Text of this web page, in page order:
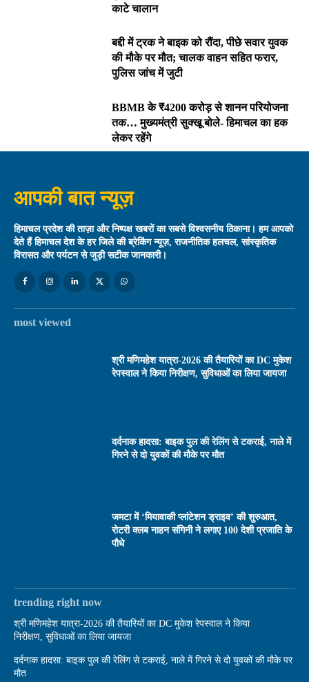
काटे चालान
बद्दी में ट्रक ने बाइक को रौंदा, पीछे सवार युवक
की मौके पर मौत; चालक वाहन सहित फरार,
पुलिस जांच में जुटी
BBMB के ₹4200 करोड़ से शानन परियोजना
तक… मुख्यमंत्री सुक्खू बोले- हिमाचल का हक
लेकर रहेंगे
आपकी बात न्यूज़
हिमाचल प्रदेश की ताज़ा और निष्पक्ष खबरों का सबसे विश्वसनीय ठिकाना। हम आपको
देते हैं हिमाचल देश के हर जिले की ब्रेकिंग न्यूज़, राजनीतिक हलचल, सांस्कृतिक
विरासत और पर्यटन से जुड़ी सटीक जानकारी।
most viewed
श्री मणिमहेश यात्रा-2026 की तैयारियों का DC मुकेश
रेपस्वाल ने किया निरीक्षण, सुविधाओं का लिया जायजा
दर्दनाक हादसा: बाइक पुल की रेलिंग से टकराई, नाले में
गिरने से दो युवकों की मौके पर मौत
जमटा में ‘मियावाकी प्लांटेशन ड्राइव’ की शुरुआत,
रोटरी क्लब नाहन संगिनी ने लगाए 100 देशी प्रजाति के
पौधे
trending right now
श्री मणिमहेश यात्रा-2026 की तैयारियों का DC मुकेश रेपस्वाल ने किया
निरीक्षण, सुविधाओं का लिया जायजा
दर्दनाक हादसा: बाइक पुल की रेलिंग से टकराई, नाले में गिरने से दो युवकों की मौके पर
मौत